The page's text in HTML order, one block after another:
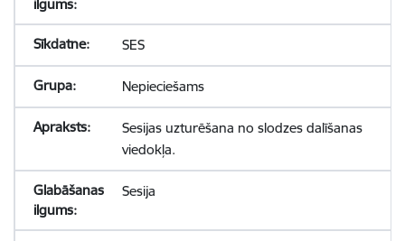
SES
Nepieciešams
Sesijas uzturēšana no slodzes dalīšanas
viedokļa.
Sesija